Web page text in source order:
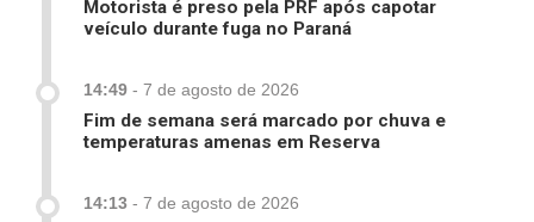
Motorista é preso pela PRF após capotar
veículo durante fuga no Paraná
14:49 - 7 de agosto de 2026
Fim de semana será marcado por chuva e
temperaturas amenas em Reserva
14:13 - 7 de agosto de 2026